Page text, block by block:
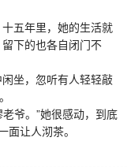
五年里，她的生活就
下的也各自闭门不
坐，忽听有人轻轻敲
爷。”她很感动，到底
让人沏茶。